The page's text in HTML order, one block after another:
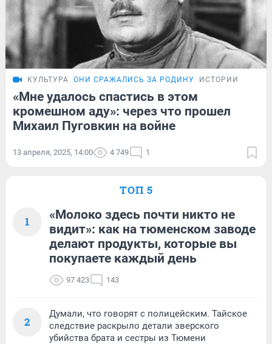
КУЛЬТУРА ОНИ СРАЖАЛИСЬ ЗА РОДИНУ ИСТОРИИ
«Мне удалось спастись в этом
кромешном аду»: через что прошел
Михаил Пуговкин на войне
13 апреля, 2025, 14:00 4 749 1
ТОП 5
1
«Молоко здесь почти никто не
видит»: как на тюменском заводе
делают продукты, которые вы
покупаете каждый день
97 423 143
2
Думали, что говорят с полицейским. Тайское
следствие раскрыло детали зверского
убийства брата и сестры из Тюмени